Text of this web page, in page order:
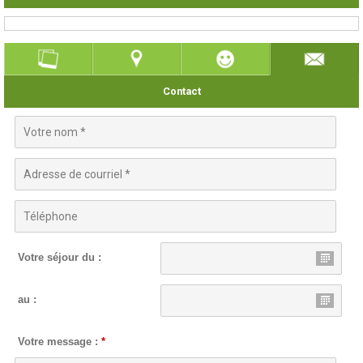
Contact
Votre séjour du :
au :
Votre message :*